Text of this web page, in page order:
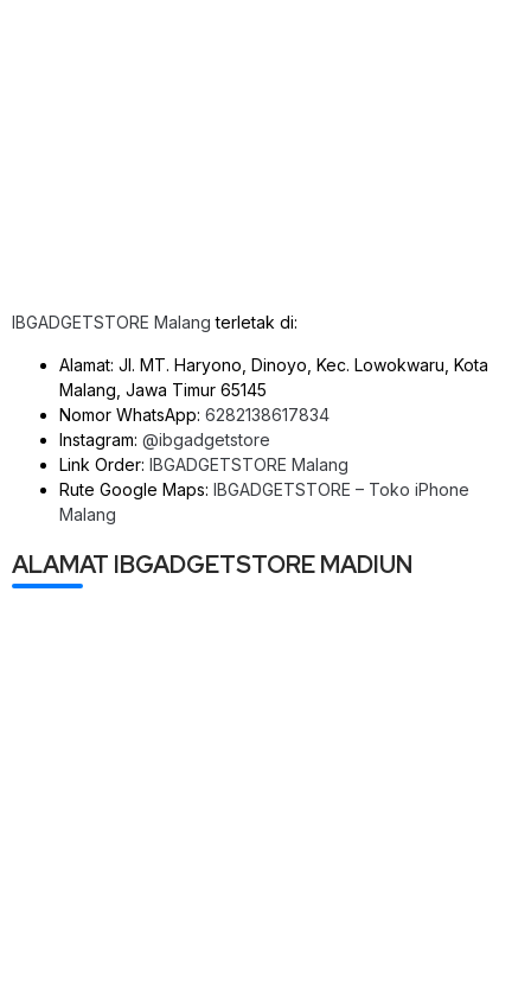
IBGADGETSTORE Malang terletak di:
Alamat: Jl. MT. Haryono, Dinoyo, Kec. Lowokwaru, Kota
Malang, Jawa Timur 65145
Nomor WhatsApp: 6282138617834
Instagram: @ibgadgetstore
Link Order: IBGADGETSTORE Malang
Rute Google Maps: IBGADGETSTORE – Toko iPhone
Malang
ALAMAT IBGADGETSTORE MADIUN